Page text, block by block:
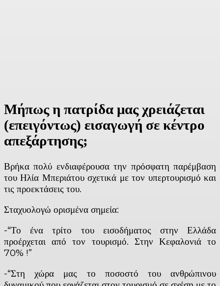
Μήπως η πατρίδα μας χρειάζεται
(επειγόντως) εισαγωγή σε κέντρο
απεξάρτησης;
Βρήκα πολύ ενδιαφέρουσα την πρόσφατη παρέμβαση
του Ηλία Μπεριάτου σχετικά με τον υπερτουρισμό και
τις προεκτάσεις του.
Σταχυολογώ ορισμένα σημεία:
-“Το ένα τρίτο του εισοδήματος στην Ελλάδα
προέρχεται από τον τουρισμό. Στην Κεφαλονιά το
70% !”
-“Στη χώρα μας το ποσοστό του ανθρώπινου